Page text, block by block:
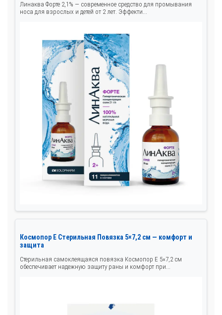
Линаква Форте 2,1% — современное средство для промывания
носа для взрослых и детей от 2 лет. Эффекти...
Космопор Е Стерильная Повязка 5×7,2 см — комфорт и
защита
Стерильная самоклеящаяся повязка Космопор Е 5×7,2 см
обеспечивает надежную защиту раны и комфорт при...